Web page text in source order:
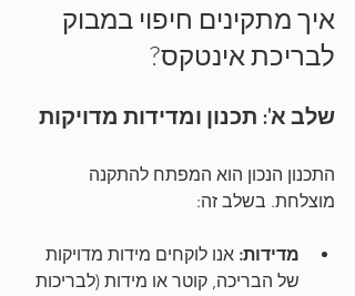
איך מתקינים חיפוי במבוק
לבריכת אינטקס?
שלב א': תכנון ומדידות מדויקות
התכנון הנכון הוא המפתח להתקנה
מוצלחת. בשלב זה:
מדידות: אנו לוקחים מידות מדויקות
של הבריכה, קוטר או מידות (לבריכות